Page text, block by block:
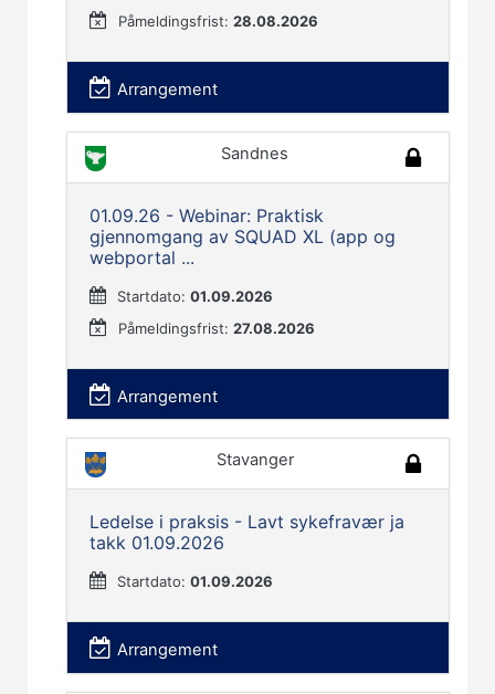
Påmeldingsfrist:28.08.2026
Arrangement
Sandnes
01.09.26 - Webinar: Praktisk
gjennomgang av SQUAD XL (app og
webportal ...
Startdato:01.09.2026
Påmeldingsfrist:27.08.2026
Arrangement
Stavanger
Ledelse i praksis - Lavt sykefravær ja
takk 01.09.2026
Startdato:01.09.2026
Arrangement